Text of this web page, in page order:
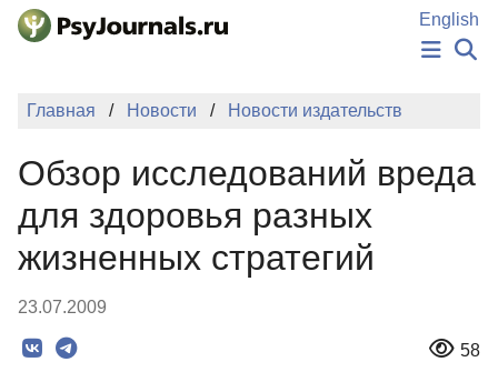
Перейти к основному содержанию
English
НОВОСТИ
ПОДАТЬ РУКОПИСЬ
КЛЮЧЕВЫЕ СЛОВА
Регистрация
Главная Новости Новости издательств
Обзор исследований вреда
для здоровья разных
жизненных стратегий
23.07.2009
58